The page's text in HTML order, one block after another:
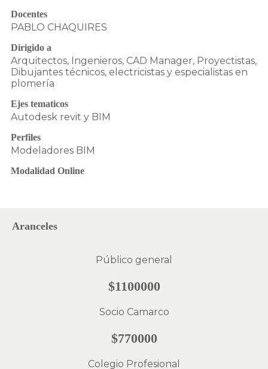
Docentes
PABLO CHAQUIRES
Dirigido a
Arquitectos, Ingenieros, CAD Manager, Proyectistas,
Dibujantes técnicos, electricistas y especialistas en
plomería
Ejes tematicos
Autodesk revit y BIM
Perfiles
Modeladores BIM
Modalidad Online
Aranceles
Público general
$1100000
Socio Camarco
$770000
Colegio Profesional